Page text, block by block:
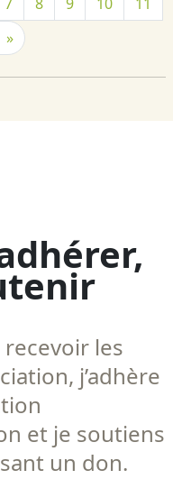
»
les
j’adhère
et je soutiens
un don.